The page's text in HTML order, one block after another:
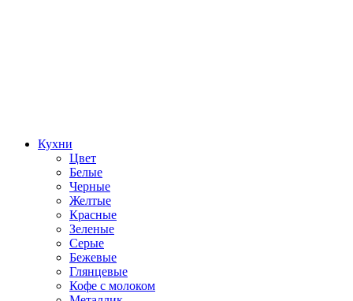
Кухни
Цвет
Белые
Черные
Желтые
Красные
Зеленые
Серые
Бежевые
Глянцевые
Кофе с молоком